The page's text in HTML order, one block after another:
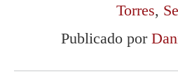
Torres,
Publicado por